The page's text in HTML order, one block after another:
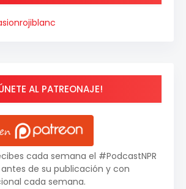
AL PATREONAJE!
cada semana el #PodcastNPR
de su publicación y con
cada semana.